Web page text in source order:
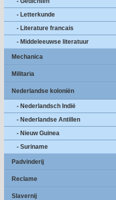
- Letterkunde
- Literature francais
- Middeleeuwse literatuur
Mechanica
Militaria
Nederlandse koloniën
- Nederlandsch Indië
- Nederlandse Antillen
- Nieuw Guinea
- Suriname
Padvinderij
Reclame
Slavernij